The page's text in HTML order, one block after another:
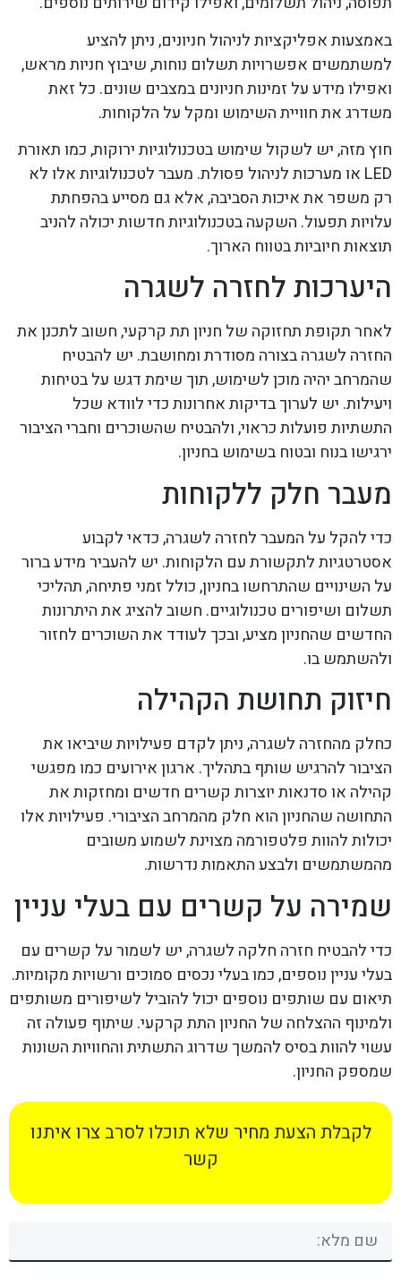
באמצעות אפליקציות לניהול חניונים, ניתן להציע
למשתמשים אפשרויות תשלום נוחות, שיבוץ חניות מראש,
ואפילו מידע על זמינות חניונים במצבים שונים. כל זאת
משדרג את חוויית השימוש ומקל על הלקוחות.
חוץ מזה, יש לשקול שימוש בטכנולוגיות ירוקות, כמו תאורת
LED או מערכות לניהול פסולת. מעבר לטכנולוגיות אלו לא
רק משפר את איכות הסביבה, אלא גם מסייע בהפחתת
עלויות תפעול. השקעה בטכנולוגיות חדשות יכולה להניב
תוצאות חיוביות בטווח הארוך.
היערכות לחזרה לשגרה
לאחר תקופת תחזוקה של חניון תת קרקעי, חשוב לתכנן את
החזרה לשגרה בצורה מסודרת ומחושבת. יש להבטיח
שהמרחב יהיה מוכן לשימוש, תוך שימת דגש על בטיחות
ויעילות. יש לערוך בדיקות אחרונות כדי לוודא שכל
התשתיות פועלות כראוי, ולהבטיח שהשוכרים וחברי הציבור
ירגישו בנוח ובטוח בשימוש בחניון.
מעבר חלק ללקוחות
כדי להקל על המעבר לחזרה לשגרה, כדאי לקבוע
אסטרטגיות לתקשורת עם הלקוחות. יש להעביר מידע ברור
על השינויים שהתרחשו בחניון, כולל זמני פתיחה, תהליכי
תשלום ושיפורים טכנולוגיים. חשוב להציג את היתרונות
החדשים שהחניון מציע, ובכך לעודד את השוכרים לחזור
ולהשתמש בו.
חיזוק תחושת הקהילה
כחלק מהחזרה לשגרה, ניתן לקדם פעילויות שיביאו את
הציבור להרגיש שותף בתהליך. ארגון אירועים כמו מפגשי
קהילה או סדנאות יוצרות קשרים חדשים ומחזקות את
התחושה שהחניון הוא חלק מהמרחב הציבורי. פעילויות אלו
יכולות להוות פלטפורמה מצוינת לשמוע משובים
מהמשתמשים ולבצע התאמות נדרשות.
שמירה על קשרים עם בעלי עניין
כדי להבטיח חזרה חלקה לשגרה, יש לשמור על קשרים עם
בעלי עניין נוספים, כמו בעלי נכסים סמוכים ורשויות מקומיות.
תיאום עם שותפים נוספים יכול להוביל לשיפורים משותפים
ולמינוף ההצלחה של החניון התת קרקעי. שיתוף פעולה זה
עשוי להוות בסיס להמשך שדרוג התשתית והחוויות השונות
שמספק החניון.
לקבלת הצעת מחיר שלא תוכלו לסרב צרו איתנו
קשר